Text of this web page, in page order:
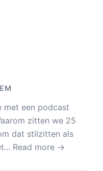
met een podcast
zitten we 25
dat stilzitten als
Read more →